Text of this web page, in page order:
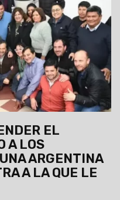
EL
A LOS
ARGENTINA
A LA QUE LE
destacó el orden
heredada y el escenario
y los intendentes
la gente.